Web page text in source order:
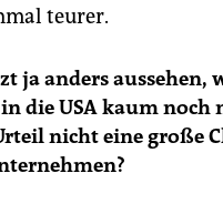
teurer.
ja anders aussehen,
die USA kaum noch
nicht eine große